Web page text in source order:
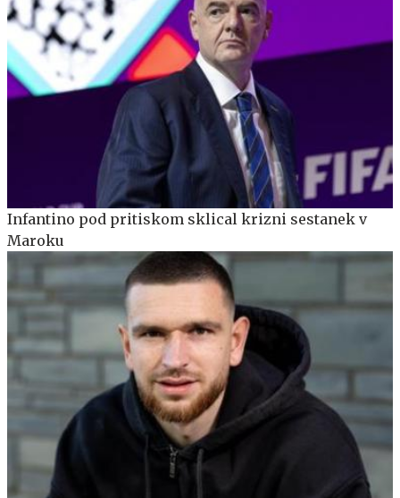
Infantino pod pritiskom sklical krizni sestanek v
Maroku